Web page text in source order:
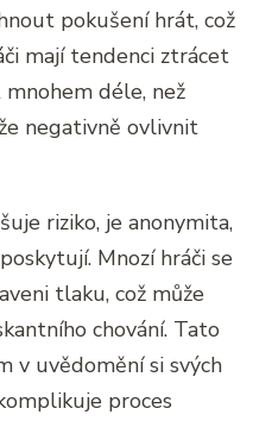
pokušení hrát, což
mají tendenci ztrácet
déle, než
negativně ovlivnit
riziko, je anonymita,
Mnozí hráči se
tlaku, což může
chování. Tato
v uvědomění si svých
proces